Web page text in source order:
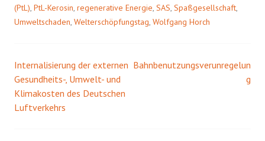
g
ö
t
)
e
s
e
ö
n
(PtL), PtL-Kerosin, regenerative Energie, SAS, Spaßgesellschaft,
Umweltschaden, Welterschöpfungstag, Wolfgang Horch
Beitrags-
Navigation
Internalisierung der externen
Gesundheits-, Umwelt- und
Klimakosten des Deutschen
Luftverkehrs
Bahnbenutzungsverunregelun
g